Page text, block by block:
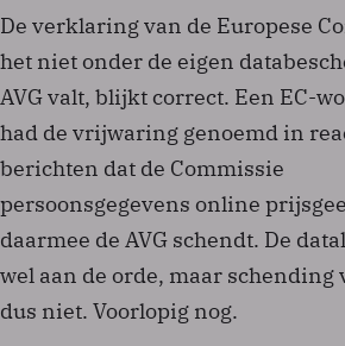
De verklaring van de Europese
het niet onder de eigen
AVG valt, blijkt correct. Een EC-
had de vrijwaring genoemd in
berichten dat de Commissie
persoonsgegevens online
daarmee de AVG schendt. De
wel aan de orde, maar schending
dus niet. Voorlopig nog.